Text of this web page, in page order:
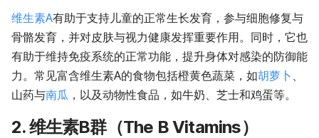
维生素A有助于支持儿童的正常生长发育，参与细胞修复与
骨骼发育，并对皮肤与视力健康发挥重要作用。同时，它也
有助于维持免疫系统的正常功能，提升身体对感染的防御能
力。常见富含维生素A的食物包括橙黄色蔬菜，如胡萝卜
山药与南瓜 ，以及动物性食品，如牛奶、芝士和鸡蛋等。
2. 维生素B群（The B Vitamins）